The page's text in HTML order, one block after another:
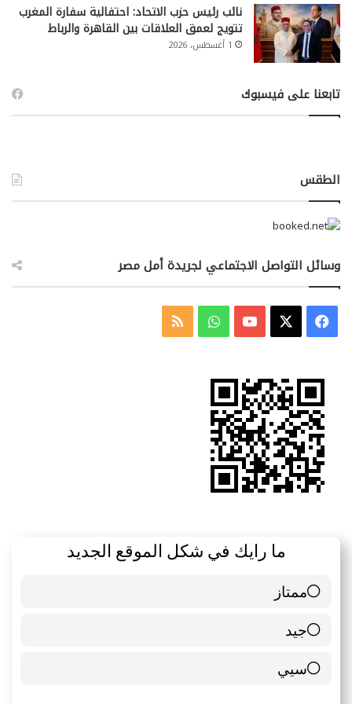
نائب رئيس حزب الاتحاد: احتفالية سفارة المغرب
تتويج لعمق العلاقات بين القاهرة والرباط
1 أغسطس، 2026
تابعنا على فيسبوك
الطقس
وسائل التواصل الاجتماعي لجريدة أمل مصر
فيسبوك ‫YouTubeواتسابملخص
ما رايك في شكل الموقع الجديد
ممتاز
6 ( 85.71 % )
جيد
0 ( 0 % )
سيي
1 ( 14.29 % )